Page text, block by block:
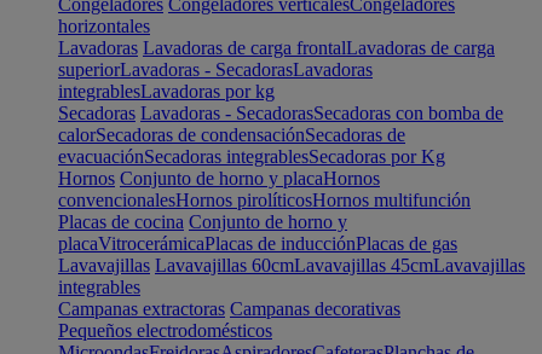
Congeladores Congeladores verticalesCongeladores
horizontales
Lavadoras Lavadoras de carga frontalLavadoras de carga
superiorLavadoras - SecadorasLavadoras
integrablesLavadoras por kg
Secadoras Lavadoras - SecadorasSecadoras con bomba de
calorSecadoras de condensaciónSecadoras de
evacuaciónSecadoras integrablesSecadoras por Kg
Hornos Conjunto de horno y placaHornos
convencionalesHornos pirolíticosHornos multifunción
Placas de cocina Conjunto de horno y
placaVitrocerámicaPlacas de inducciónPlacas de gas
Lavavajillas Lavavajillas 60cmLavavajillas 45cmLavavajillas
integrables
Campanas extractoras Campanas decorativas
Pequeños electrodomésticos